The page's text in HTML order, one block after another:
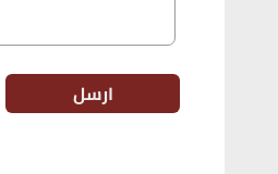
ارسل